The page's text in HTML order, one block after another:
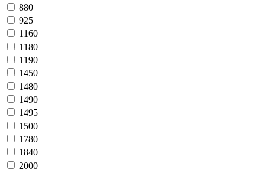
880
925
1160
1180
1190
1450
1480
1490
1495
1500
1780
1840
2000